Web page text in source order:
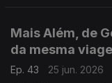
Mais Além, de
da mesma
Ep. 43
25 jun. 2026